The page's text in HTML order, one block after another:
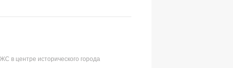
в центре исторического города